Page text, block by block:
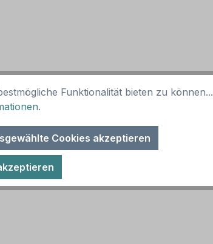
Funktionalität bieten zu können...
.
Cookies akzeptieren